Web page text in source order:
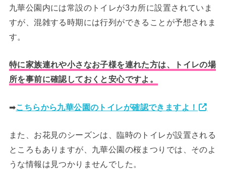
九華公園内には常設のトイレが3カ所に設置されていま
すが、混雑する時期には行列ができることが予想されま
す。
特に家族連れや小さなお子様を連れた方は、トイレの場
所を事前に確認しておくと安心ですよ。
➡こちらから九華公園のトイレが確認できますよ！
また、お花見のシーズンは、臨時のトイレが設置される
ところもありますが、九華公園の桜まつりでは、そのよ
うな情報は見つかりませんでした。